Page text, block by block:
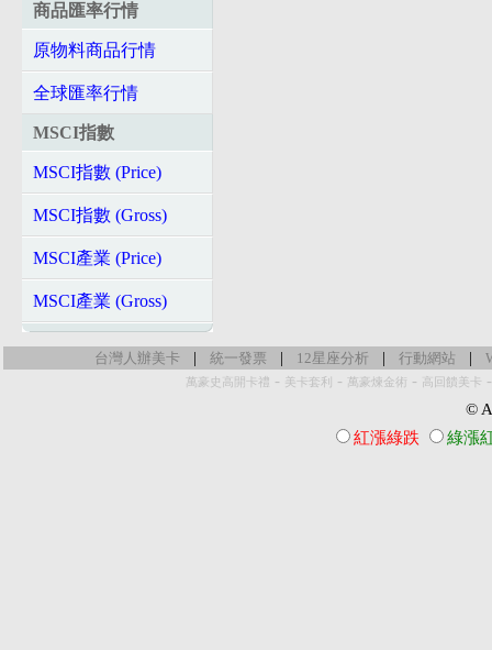
商品匯率行情
原物料商品行情
全球匯率行情
MSCI指數
MSCI指數 (Price)
MSCI指數 (Gross)
MSCI產業 (Price)
MSCI產業 (Gross)
台灣人辦美卡 | 統一發票 | 12星座分析 | 行動網站 |
萬豪史高開卡禮 - 美卡套利 - 萬豪煉金術 - 高回饋美卡
©
紅漲綠跌
綠漲